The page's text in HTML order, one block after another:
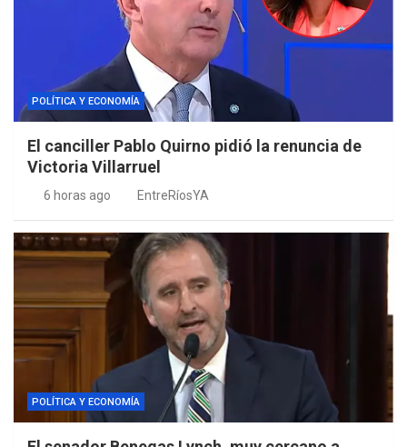
POLÍTICA Y ECONOMÍA
El canciller Pablo Quirno pidió la renuncia de
Victoria Villarruel
6 horas ago EntreRíosYA
POLÍTICA Y ECONOMÍA